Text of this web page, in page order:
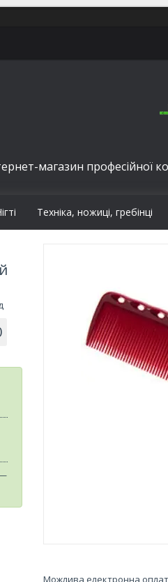
магазин професійної
Техніка, ножиці, гребінці